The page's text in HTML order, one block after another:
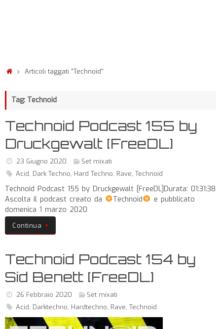
Articoli taggati "Technoid"
Tag: Technoid
Technoid Podcast 155 by
Druckgewalt [FreeDL]
23 Giugno 2020
Set mixati
Acid, Dark Techno, Hard Techno, Rave, Technoid
Technoid Podcast 155 by Druckgewalt [FreeDL]Durata: 01:31:38
Ascolta il podcast creato da
Technoid
e pubblicato
domenica 1 marzo 2020
Continua
Technoid Podcast 154 by
Sid Benett [FreeDL]
26 Febbraio 2020
Set mixati
Acid, Darktechno, Hardtechno, Rave, Technoid